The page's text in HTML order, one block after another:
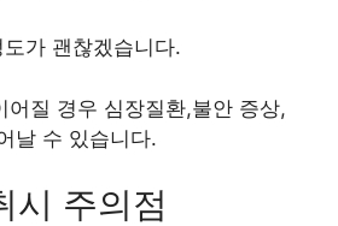
가 괜찮겠습니다.
어질 경우 심장질환,불안 증상,
날 수 있습니다.
시 주의점